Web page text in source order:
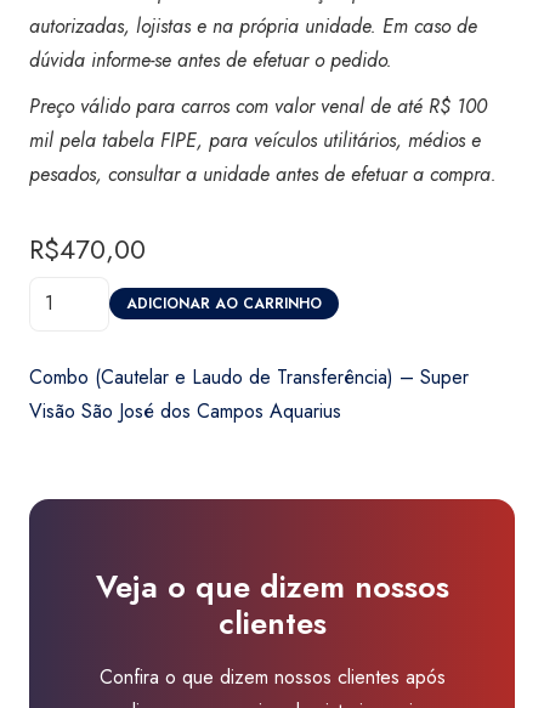
autorizadas, lojistas e na própria unidade. Em caso de
dúvida informe-se antes de efetuar o pedido.
Preço válido para carros com valor venal de até R$ 100
mil pela tabela FIPE, para veículos utilitários, médios e
pesados, consultar a unidade antes de efetuar a compra.
R$470,00
Combo
-
ADICIONAR AO CARRINHO
Combo (Cautelar e Laudo de Transferência) – Super
Visão São José dos Campos Aquarius
Veja o que dizem nossos
clientes
Confira o que dizem nossos clientes após